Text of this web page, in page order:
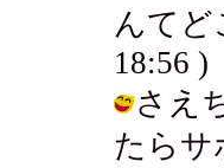
んてど
18:56 )
さえ
たらサ